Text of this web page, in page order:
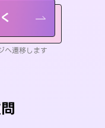
へ遷移します